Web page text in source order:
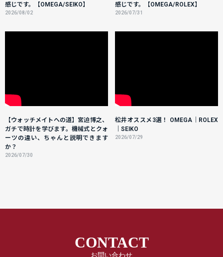
感じです。【OMEGA/SEIKO】
2026/08/02
感じです。【OMEGA/ROLEX】
2026/07/31
【ウォッチメイトへの道】宮迫博之、
ガチで時計を学びます。機械式とクォ
ーツの違い、ちゃんと説明できます
か？
2026/07/30
松井オススメ3選！ OMEGA｜ROLEX
｜SEIKO
2026/07/29
CONTACT
お問い合わせ